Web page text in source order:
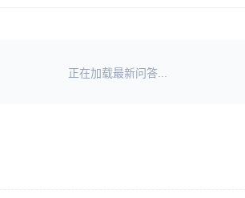
正在加载最新问答...